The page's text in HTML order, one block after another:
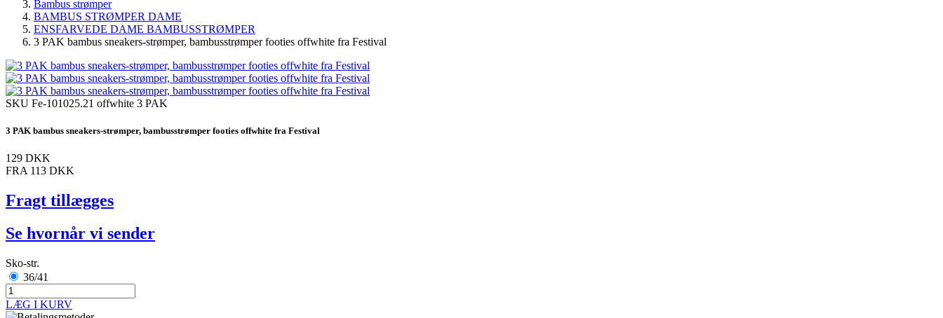
Bambus strømper
BAMBUS STRØMPER DAME
ENSFARVEDE DAME BAMBUSSTRØMPER
3 PAK bambus sneakers-strømper, bambusstrømper footies offwhite fra Festival
SKU Fe-101025.21 offwhite 3 PAK
3 PAK bambus sneakers-strømper, bambusstrømper footies offwhite fra Festival
129 DKK
FRA 113 DKK
Fragt tillægges
Se hvornår vi sender
Sko-str.
36/41
LÆG I KURV